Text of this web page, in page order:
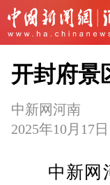
开封府景
中新网河南
2025年10月17
中新网河